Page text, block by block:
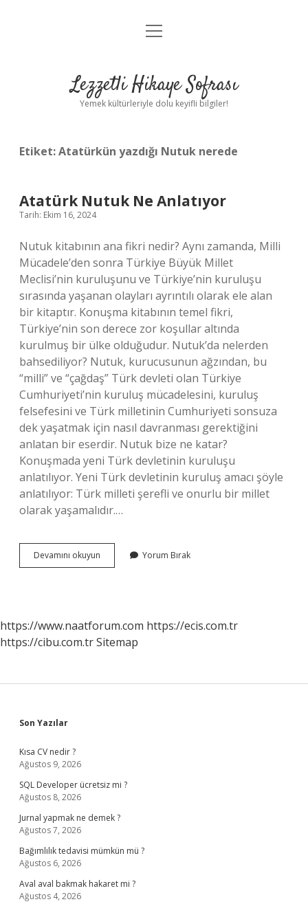
Anasayfa
Yasal Uyarı
menüyü
Lezzetli Hikaye Sofrası
Yemek kültürleriyle dolu keyifli bilgiler!
Etiket:Atatürkün yazdığı Nutuk nerede
Atatürk Nutuk Ne Anlatıyor
Tarih: Ekim 16, 2024
Nutuk kitabının ana fikri nedir? Aynı zamanda, Milli
Mücadele’den sonra Türkiye Büyük Millet
Meclisi’nin kuruluşunu ve Türkiye’nin kuruluşu
sırasında yaşanan olayları ayrıntılı olarak ele alan
bir kitaptır. Konuşma kitabının temel fikri,
Türkiye’nin son derece zor koşullar altında
kurulmuş bir ülke olduğudur. Nutuk’da nelerden
bahsediliyor? Nutuk, kurucusunun ağzından, bu
“milli” ve “çağdaş” Türk devleti olan Türkiye
Cumhuriyeti’nin kuruluş mücadelesini, kuruluş
felsefesini ve Türk milletinin Cumhuriyeti sonsuza
dek yaşatmak için nasıl davranması gerektiğini
anlatan bir eserdir. Nutuk bize ne katar?
Konuşmada yeni Türk devletinin kuruluşu
anlatılıyor. Yeni Türk devletinin kuruluş amacı şöyle
anlatılıyor: Türk milleti şerefli ve onurlu bir millet
olarak yaşamalıdır.…
Devamını okuyun
Nutuk
Yorum Bırak
https://www.naatforum.com https://ecis.com.tr
https://cibu.com.trSitemap
Sidebar
Son Yazılar
Kısa CV nedir ?
Ağustos 9, 2026
SQL Developer ücretsiz mi ?
Ağustos 8, 2026
Jurnal yapmak ne demek ?
Ağustos 7, 2026
Bağımlılık tedavisi mümkün mü ?
Ağustos 6, 2026
Aval aval bakmak hakaret mi ?
Ağustos 4, 2026